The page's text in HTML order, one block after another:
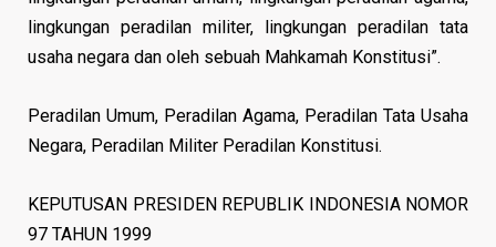
lingkungan peradilan militer, lingkungan peradilan tata
usaha negara dan oleh sebuah Mahkamah Konstitusi”.
Peradilan Umum, Peradilan Agama, Peradilan Tata Usaha
Negara, Peradilan Militer Peradilan Konstitusi.
KEPUTUSAN PRESIDEN REPUBLIK INDONESIA NOMOR
97 TAHUN 1999